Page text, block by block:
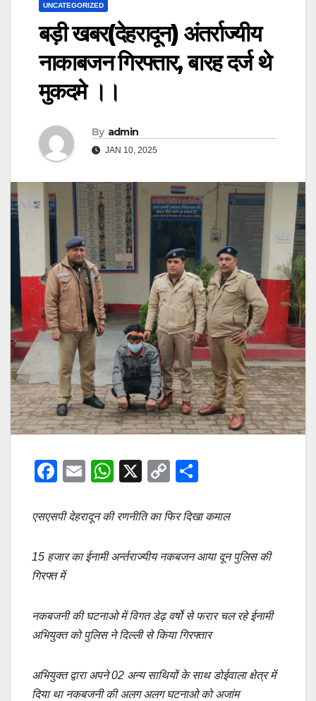
UNCATEGORIZED
बड़ी खबर(देहरादून) अंतर्राज्यीय
नाकाबजन गिरफ्तार, बारह दर्ज थे
मुकदमे ।।
By admin
JAN 10, 2025
F
c
b
o
o
k
E
ail
W
at
A
p
X
C
p
Li
k
ar
एसएसपी देहरादून की रणनीति का फिर दिखा कमाल
15 हजार का ईनामी अर्न्तराज्यीय नकबजन आया दून पुलिस की
गिरफ्त में
नकबजनी की घटनाओ में विगत डेढ़ वर्षो से फरार चल रहे ईनामी
अभियुक्त को पुलिस ने दिल्ली से किया गिरफ्तार
अभियुक्त द्वारा अपने 02 अन्य साथियों के साथ डोईवाला क्षेत्र में
दिया था नकबजनी की अलग अलग घटनाओ को अजांम